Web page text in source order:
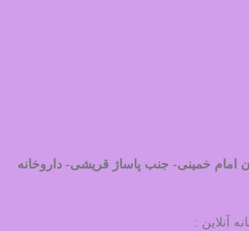
امام خمینی- جنب پاساژ قریشی- داروخانه
آنلاین :